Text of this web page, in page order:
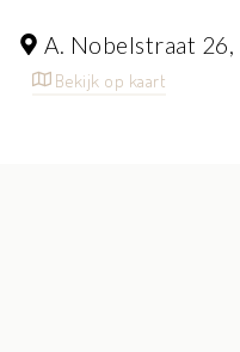
A. Nobelstraat 26,
Bekijk op kaart